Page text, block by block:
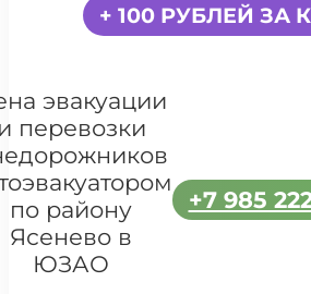
+ 100 РУБЛЕЙ ЗА
эвакуации
перевозки
по району
Ясенево в
ЮЗАО
+7 985